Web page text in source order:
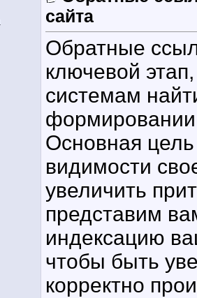
сайта
Обратные
ключевой
системам
Основная
видимости
увеличить
представим
индексацию
чтобы быть
корректно